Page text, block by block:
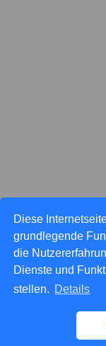
Diese
grundlegende
die
Dienste und
stellen. Details